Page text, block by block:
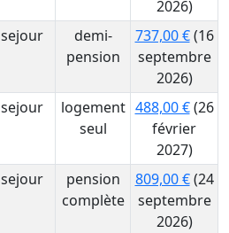
2026)
sejour
demi-
pension
737,00 €(16
septembre
2026)
sejour
logement
seul
488,00 €(26
février
2027)
sejour
pension
complète
809,00 €(24
septembre
2026)